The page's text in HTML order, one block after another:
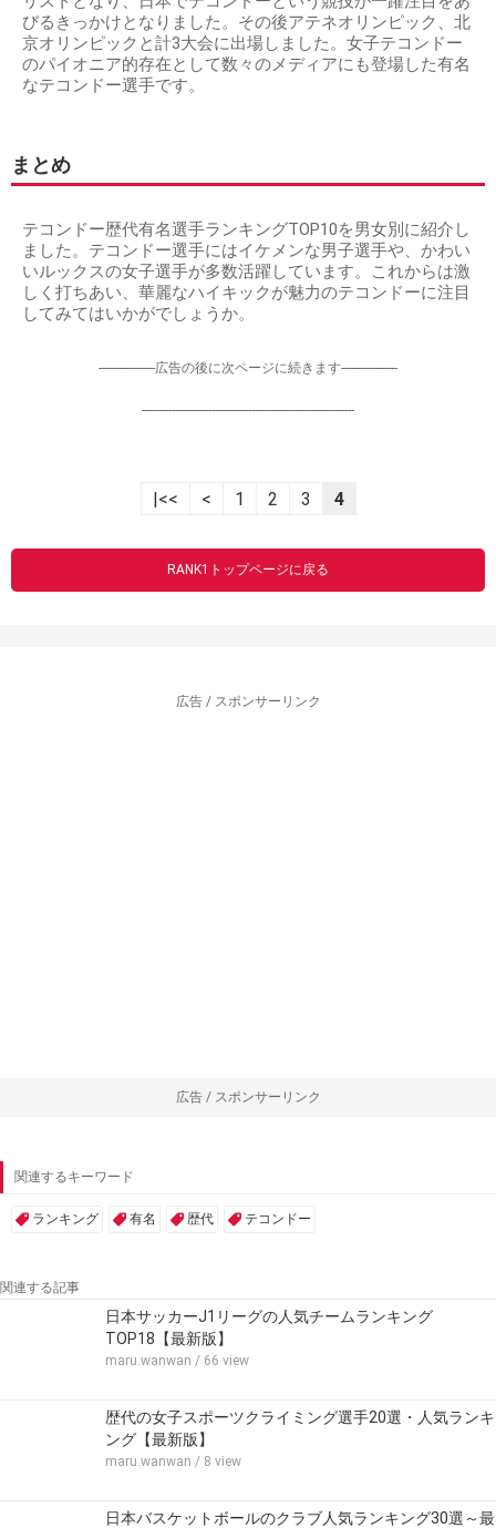
びるきっかけとなりました。その後アテネオリンピック、北
京オリンピックと計3大会に出場しました。女子テコンドー
のパイオニア的存在として数々のメディアにも登場した有名
なテコンドー選手です。
まとめ
テコンドー歴代有名選手ランキングTOP10を男女別に紹介し
ました。テコンドー選手にはイケメンな男子選手や、かわい
いルックスの女子選手が多数活躍しています。これからは激
しく打ちあい、華麗なハイキックが魅力のテコンドーに注目
してみてはいかがでしょうか。
-----------------広告の後に次ページに続きます-----------------
----------------------------------------------------------------
|<< < 1 2 3 4
RANK1トップページに戻る
広告 / スポンサーリンク
広告 / スポンサーリンク
関連するキーワード
ランキング 有名 歴代 テコンドー
関連する記事
日本サッカーJ1リーグの人気チームランキング
TOP18【最新版】
maru.wanwan / 66 view
歴代の女子スポーツクライミング選手20選・人気ランキ
ング【最新版】
maru.wanwan / 8 view
日本バスケットボールのクラブ人気ランキング30選～最